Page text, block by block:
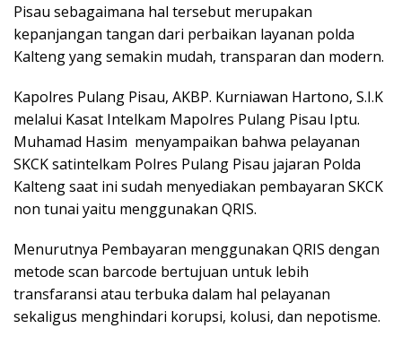
Pisau sebagaimana hal tersebut merupakan
kepanjangan tangan dari perbaikan layanan polda
Kalteng yang semakin mudah, transparan dan modern.
Kapolres Pulang Pisau, AKBP. Kurniawan Hartono, S.I.K
melalui Kasat Intelkam Mapolres Pulang Pisau Iptu.
Muhamad Hasim menyampaikan bahwa pelayanan
SKCK satintelkam Polres Pulang Pisau jajaran Polda
Kalteng saat ini sudah menyediakan pembayaran SKCK
non tunai yaitu menggunakan QRIS.
Menurutnya Pembayaran menggunakan QRIS dengan
metode scan barcode bertujuan untuk lebih
transfaransi atau terbuka dalam hal pelayanan
sekaligus menghindari korupsi, kolusi, dan nepotisme.